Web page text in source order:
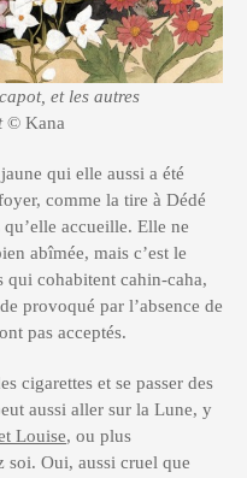
et les autres
© Kana
qui elle aussi a été
comme la tire à Dédé
accueille. Elle ne
abîmée, mais c’est le
qui cohabitent cahin-caha,
provoqué par l’absence de
pas acceptés.
cigarettes et se passer des
aussi aller sur la Lune, y
Louise, ou plus
soi. Oui, aussi cruel que